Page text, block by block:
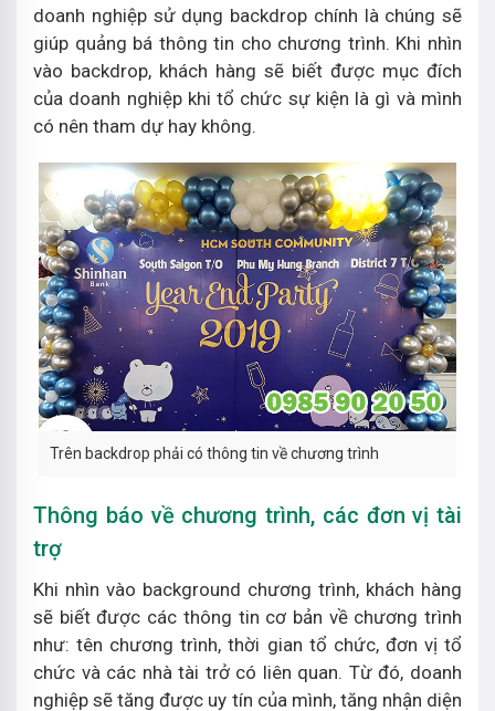
doanh nghiệp sử dụng backdrop chính là chúng sẽ
giúp quảng bá thông tin cho chương trình. Khi nhìn
vào backdrop, khách hàng sẽ biết được mục đích
của doanh nghiệp khi tổ chức sự kiện là gì và mình
có nên tham dự hay không.
Trên backdrop phải có thông tin về chương trình
Thông báo về chương trình, các đơn vị tài
trợ
Khi nhìn vào background chương trình, khách hàng
sẽ biết được các thông tin cơ bản về chương trình
như: tên chương trình, thời gian tổ chức, đơn vị tổ
chức và các nhà tài trở có liên quan. Từ đó, doanh
nghiệp sẽ tăng được uy tín của mình, tăng nhận diện